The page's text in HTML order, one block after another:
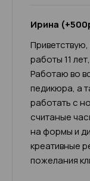
Ирина
работы 11
Работаю во
педикюра, а
работать с
считаные
на формы и
креативные
пожелания